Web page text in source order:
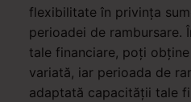
flexibilitate în privința
perioadei de rambursare.
tale financiare, poți
variată, iar perioada de
adaptată capacității tale